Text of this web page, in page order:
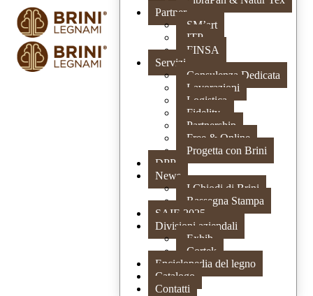
Partner
SM’art
ITP
FINSA
Servizi
Consulenza Dedicata
Lavorazioni
Logistica
Fidelity
Partnership
Free & Online
Progetta con Brini
DPP
News
I Chiodi di Brini
Rassegna Stampa
SAIE 2025
Divisioni aziendali
Exhib
Cortek
Enciclopedia del legno
Catalogo
Contatti